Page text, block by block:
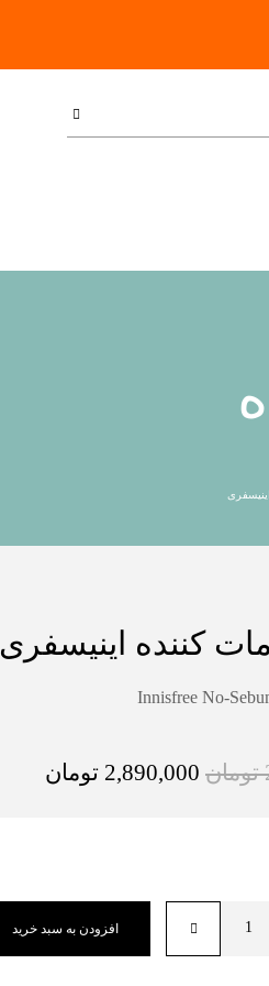
کننده اینیسفری
Innisfree No-
تومان 2,890,000 تومان
افزودن به سبد خرید